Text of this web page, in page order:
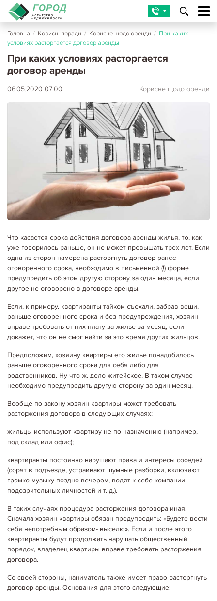
Головна / Корисні поради / Корисне щодо оренди / При каких
условиях расторгается договор аренды
При каких условиях расторгается
договор аренды
06.05.2020 07:00 Корисне щодо оренди
Что касается срока действия договора аренды жилья, то, как
уже говорилось раньше, он не может превышать трех лет. Если
одна из сторон намерена расторгнуть договор ранее
оговоренного срока, необходимо в письменной (!) форме
предупредить об этом другую сторону за один месяца, если
другое не оговорено в договоре аренды.
Если, к примеру, квартиранты тайком съехали, забрав вещи,
раньше оговоренного срока и без предупреждения, хозяин
вправе требовать от них плату за жилье за месяц, если
докажет, что он не смог найти за это время других жильцов.
Предположим, хозяину квартиры его жилье понадобилось
раньше оговоренного срока для себя либо для
родственников. Ну что ж, дело житейское. В таком случае
необходимо предупредить другую сторону за один месяц.
Вообще по закону хозяин квартиры может требовать
расторжения договора в следующих случаях:
жильцы используют квартиру не по назначению (например,
под склад или офис);
квартиранты постоянно нарушают права и интересы соседей
(сорят в подъезде, устраивают шумные разборки, включают
громко музыку поздно вечером, водят к себе компании
подозрительных личностей и т. д.).
В таких случаях процедура расторжения договора иная.
Сначала хозяин квартиры обязан предупредить: «Будете вести
себя непотребным образом- выселю». Если и после этого
квартиранты будут продолжать нарушать общественный
порядок, владелец квартиры вправе требовать расторжения
договора.
Со своей стороны, наниматель также имеет право расторгнуть
договор аренды. Основания для этого следующие: